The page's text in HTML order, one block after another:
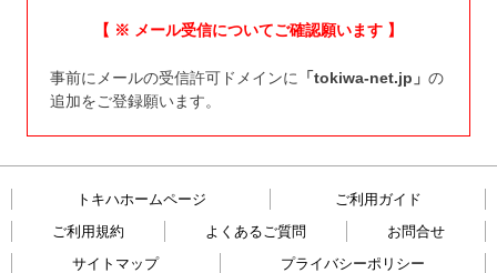
【 ※ メール受信についてご確認願います 】
事前にメールの受信許可ドメインに 「tokiwa-net.jp」 の
追加をご登録願います。
トキハホームページ
ご利用ガイド
ご利用規約
よくあるご質問
お問合せ
サイトマップ
プライバシーポリシー